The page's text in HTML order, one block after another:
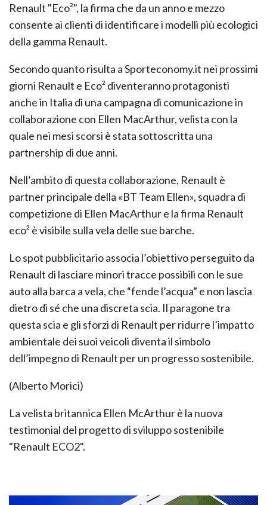
Renault "Eco²", la firma che da un anno e mezzo
consente ai clienti di identificare i modelli più ecologici
della gamma Renault.
Secondo quanto risulta a Sporteconomy.it nei prossimi
giorni Renault e Eco² diventeranno protagonisti
anche in Italia di una campagna di comunicazione in
collaborazione con Ellen MacArthur, velista con la
quale nei mesi scorsi è stata sottoscritta una
partnership di due anni.
Nell’ambito di questa collaborazione, Renault è
partner principale della «BT Team Ellen», squadra di
competizione di Ellen MacArthur e la firma Renault
eco² è visibile sulla vela delle sue barche.
Lo spot pubblicitario associa l’obiettivo perseguito da
Renault di lasciare minori tracce possibili con le sue
auto alla barca a vela, che “fende l’acqua” e non lascia
dietro di sé che una discreta scia. Il paragone tra
questa scia e gli sforzi di Renault per ridurre l’impatto
ambientale dei suoi veicoli diventa il simbolo
dell’impegno di Renault per un progresso sostenibile.
(Alberto Morici)
La velista britannica Ellen McArthur è la nuova
testimonial del progetto di sviluppo sostenibile
"Renault ECO2".